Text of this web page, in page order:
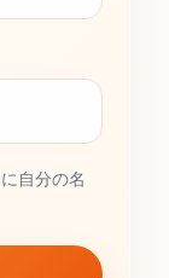
自分の名